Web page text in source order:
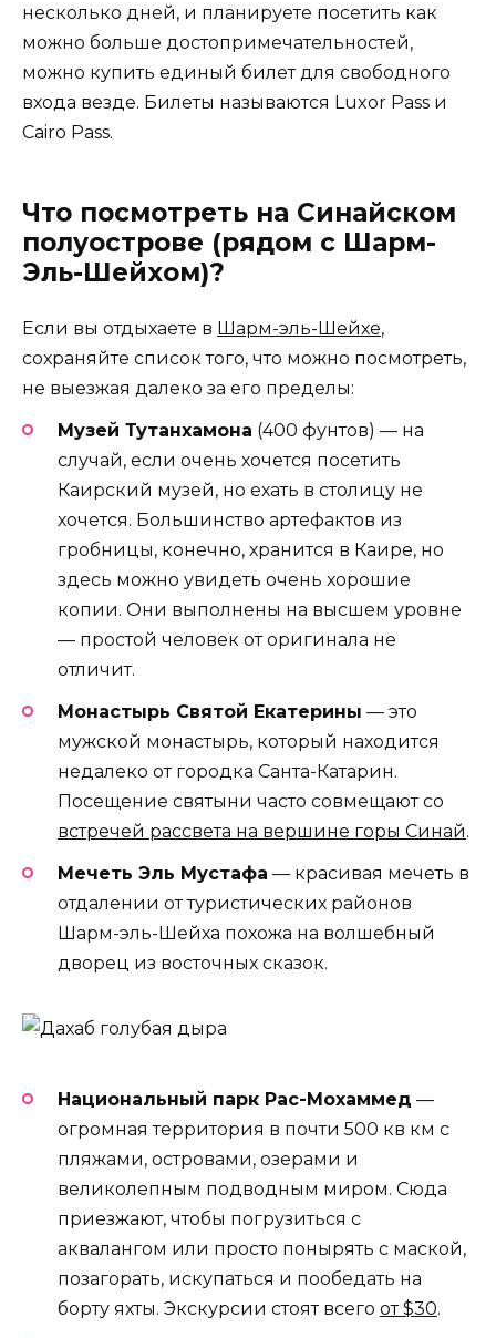
несколько дней, и планируете посетить как
можно больше достопримечательностей,
можно купить единый билет для свободного
входа везде. Билеты называются Luxor Pass и
Cairo Pass.
Что посмотреть на Синайском
полуострове (рядом с Шарм-
Эль-Шейхом)?
Если вы отдыхаете в Шарм-эль-Шейхе,
сохраняйте список того, что можно посмотреть,
не выезжая далеко за его пределы:
Музей Тутанхамона (400 фунтов) — на
случай, если очень хочется посетить
Каирский музей, но ехать в столицу не
хочется. Большинство артефактов из
гробницы, конечно, хранится в Каире, но
здесь можно увидеть очень хорошие
копии. Они выполнены на высшем уровне
— простой человек от оригинала не
отличит.
Монастырь Святой Екатерины — это
мужской монастырь, который находится
недалеко от городка Санта-Катарин.
Посещение святыни часто совмещают со
встречей рассвета на вершине горы Синай.
Мечеть Эль Мустафа — красивая мечеть в
отдалении от туристических районов
Шарм-эль-Шейха похожа на волшебный
дворец из восточных сказок.
Национальный парк Рас-Мохаммед —
огромная территория в почти 500 кв км с
пляжами, островами, озерами и
великолепным подводным миром. Сюда
приезжают, чтобы погрузиться с
аквалангом или просто понырять с маской,
позагорать, искупаться и пообедать на
борту яхты. Экскурсии стоят всего от $30.